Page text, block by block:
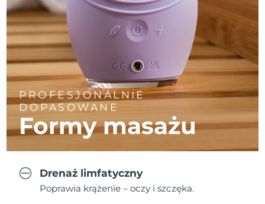
PROFESJONALNIE
DOPASOWANE
Formy masażu
Drenaż limfatyczny
Poprawia krążenie – oczy i szczęka.